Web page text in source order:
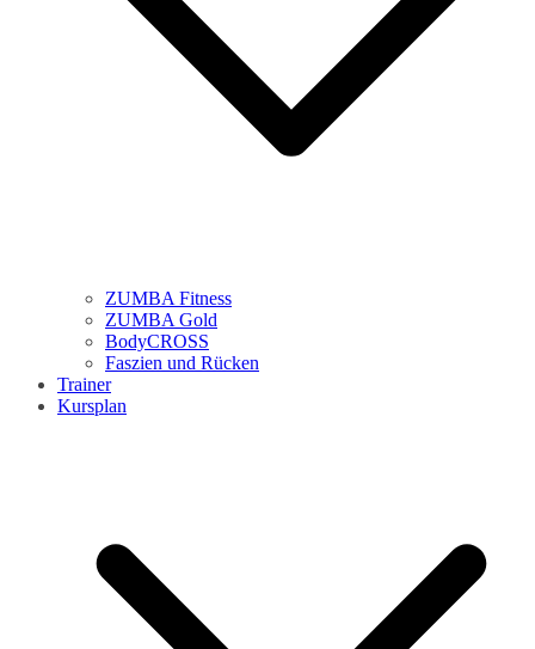
ZUMBA Fitness
ZUMBA Gold
BodyCROSS
Faszien und Rücken
Trainer
Kursplan